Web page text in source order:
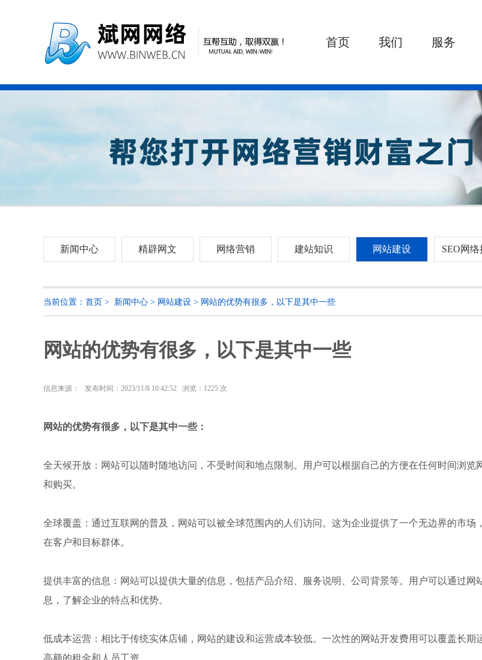
首页 我们 服务
新闻中心 精辟网文 网络营销 建站知识 网站建设 SEO网
当前位置： 首页 > 新闻中心 > 网站建设 > 网站的优势有很多，以下是其中一些
网站的优势有很多，以下是其中一些
信息来源： 发布时间：2023/11/8 10:42:52 浏览： 1225 次
网站的优势有很多，以下是其中一些：
全天候开放：网站可以随时随地访问，不受时间和地点限制。用户可以根据自己的方便在任何时间浏览
和购买。
全球覆盖：通过互联网的普及，网站可以被全球范围内的人们访问。这为企业提供了一个无边界的市场
在客户和目标群体。
提供丰富的信息：网站可以提供大量的信息，包括产品介绍、服务说明、公司背景等。用户可以通过网
息，了解企业的特点和优势。
低成本运营：相比于传统实体店铺，网站的建设和运营成本较低。一次性的网站开发费用可以覆盖长期
高额的租金和人员工资。